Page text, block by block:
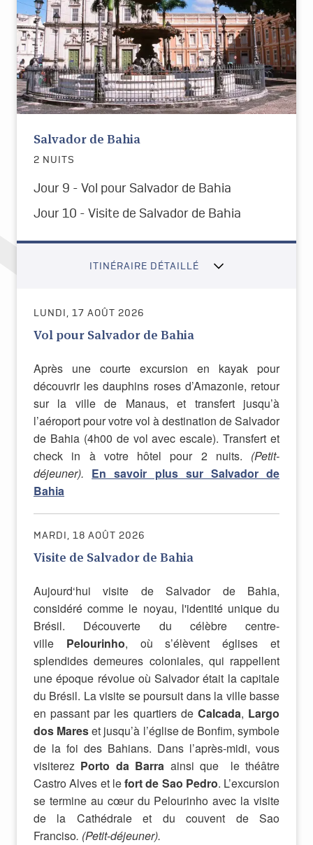
Salvador de Bahia
2 NUITS
Jour 9 - Vol pour Salvador de Bahia
Jour 10 - Visite de Salvador de Bahia
ITINÉRAIRE DÉTAILLÉ
LUNDI, 17 AOÛT 2026
Vol pour Salvador de Bahia
Après une courte excursion en kayak pour
découvrir les dauphins roses d’Amazonie, retour
sur la ville de Manaus, et transfert jusqu’à
l’aéroport pour votre vol à destination de Salvador
de Bahia (4h00 de vol avec escale). Transfert et
check in à votre hôtel pour 2 nuits. (Petit-
déjeuner). En savoir plus sur Salvador de
Bahia
MARDI, 18 AOÛT 2026
Visite de Salvador de Bahia
Aujourd‘hui visite de Salvador de Bahia,
considéré comme le noyau, l'identité unique du
Brésil. Découverte du célèbre centre-
ville Pelourinho, où s’élèvent églises et
splendides demeures coloniales, qui rappellent
une époque révolue où Salvador était la capitale
du Brésil. La visite se poursuit dans la ville basse
en passant par les quartiers de Calcada, Largo
dos Mareset jusqu’à l’église de Bonfim, symbole
de la foi des Bahians. Dans l’après-midi, vous
visiterez Porto da Barra ainsi que le théâtre
Castro Alves et lefort de Sao Pedro. L’excursion
se termine au cœur du Pelourinho avec la visite
de la Cathédrale et du couvent de Sao
Franciso. (Petit-déjeuner).